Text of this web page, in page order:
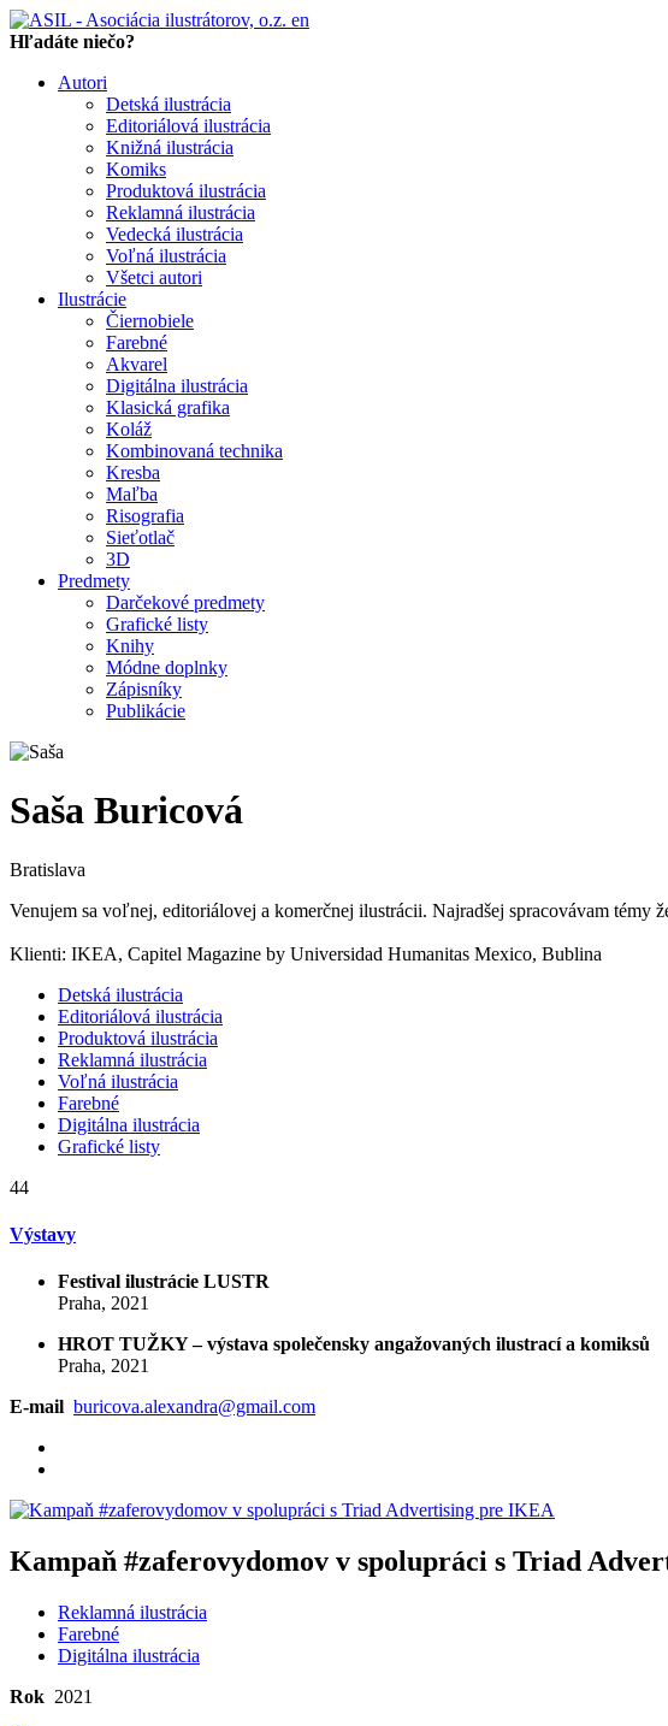
en
Hľadáte niečo?
Autori
Detská ilustrácia
Editoriálová ilustrácia
Knižná ilustrácia
Komiks
Produktová ilustrácia
Reklamná ilustrácia
Vedecká ilustrácia
Voľná ilustrácia
Všetci autori
Ilustrácie
Čiernobiele
Farebné
Akvarel
Digitálna ilustrácia
Klasická grafika
Koláž
Kombinovaná technika
Kresba
Maľba
Risografia
Sieťotlač
3D
Predmety
Darčekové predmety
Grafické listy
Knihy
Módne doplnky
Zápisníky
Publikácie
Saša Buricová
Bratislava
Venujem sa voľnej, editoriálovej a komerčnej ilustrácii. Najradšej spracovávam
Klienti: IKEA, Capitel Magazine by Universidad Humanitas Mexico, Bublina
Detská ilustrácia
Editoriálová ilustrácia
Produktová ilustrácia
Reklamná ilustrácia
Voľná ilustrácia
Farebné
Digitálna ilustrácia
Grafické listy
44
Výstavy
Festival ilustrácie LUSTR
Praha, 2021
HROT TUŽKY – výstava společensky angažovaných ilustrací a komiksů
Praha, 2021
E-mail buricova.alexandra@gmail.com
Kampaň #zaferovydomov v spolupráci s Triad
Reklamná ilustrácia
Farebné
Digitálna ilustrácia
Rok 2021